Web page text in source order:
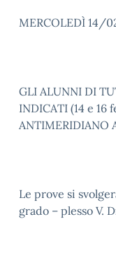
MERCOLEDÌ 14/
GLI ALUNNI DI
INDICATI (14 e 16
ANTIMERIDIANO
Le prove si
grado – plesso V.